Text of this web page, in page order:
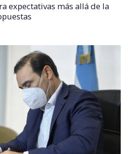
expectativas más allá de la